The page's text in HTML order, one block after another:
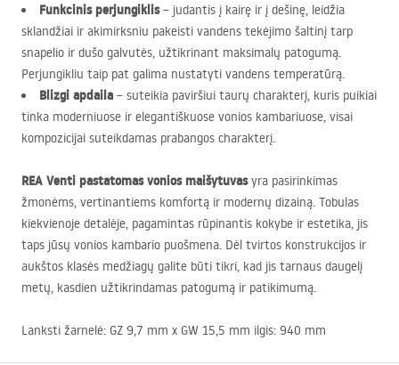
Funkcinis perjungiklis– judantis į kairę ir į dešinę, leidžia
sklandžiai ir akimirksniu pakeisti vandens tekėjimo šaltinį tarp
snapelio ir dušo galvutės, užtikrinant maksimalų patogumą.
Perjungikliu taip pat galima nustatyti vandens temperatūrą.
Blizgi apdaila – suteikia paviršiui taurų charakterį, kuris puikiai
tinka moderniuose ir elegantiškuose vonios kambariuose, visai
kompozicijai suteikdamas prabangos charakterį.
REA Venti pastatomas vonios maišytuvasyra pasirinkimas
žmonėms, vertinantiems komfortą ir modernų dizainą. Tobulas
kiekvienoje detalėje, pagamintas rūpinantis kokybe ir estetika, jis
taps jūsų vonios kambario puošmena. Dėl tvirtos konstrukcijos ir
aukštos klasės medžiagų galite būti tikri, kad jis tarnaus daugelį
metų, kasdien užtikrindamas patogumą ir patikimumą.
Lanksti žarnelė: GZ 9,7 mm x GW 15,5 mm ilgis: 940 mm